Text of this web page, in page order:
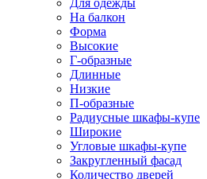
Для одежды
На балкон
Форма
Высокие
Г-образные
Длинные
Низкие
П-образные
Радиусные шкафы-купе
Широкие
Угловые шкафы-купе
Закругленный фасад
Количество дверей